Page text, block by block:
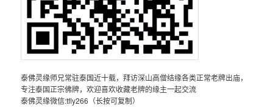
泰佛灵缘师兄常驻泰国近十载，拜访深山高僧结缘各类正常老牌出庙，
专注泰国正宗佛牌，欢迎喜欢收藏老牌的缘主一起交流
泰佛灵缘微信:tfly266（长按可复制）